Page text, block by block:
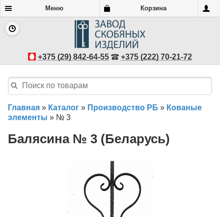
Меню Корзина
+375 (29) 842-64-55 +375 (222) 70-21-72
Главная » Каталог » Производство РБ » Кованые
элементы » № 3
Балясина № 3 (Беларусь)